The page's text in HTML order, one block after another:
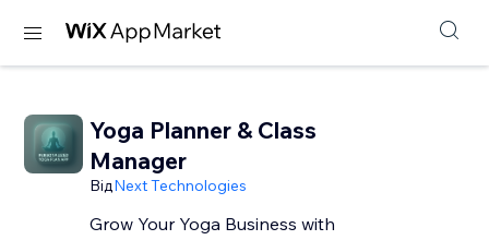
Yoga Planner & Class
Manager
ВідNext Technologies
Grow Your Yoga Business with